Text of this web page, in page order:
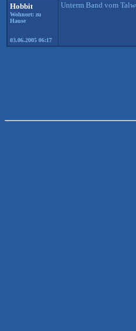
Hobbit
Wohnort: zu
Hause
03.06.2005 06:17
Unterm Band vom